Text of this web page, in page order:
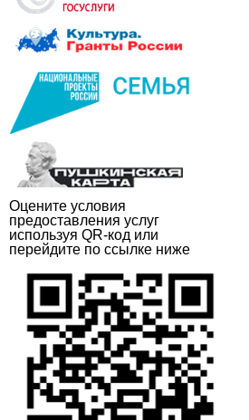
Оцените условия
предоставления услуг
используя QR-код или
перейдите по ссылке ниже